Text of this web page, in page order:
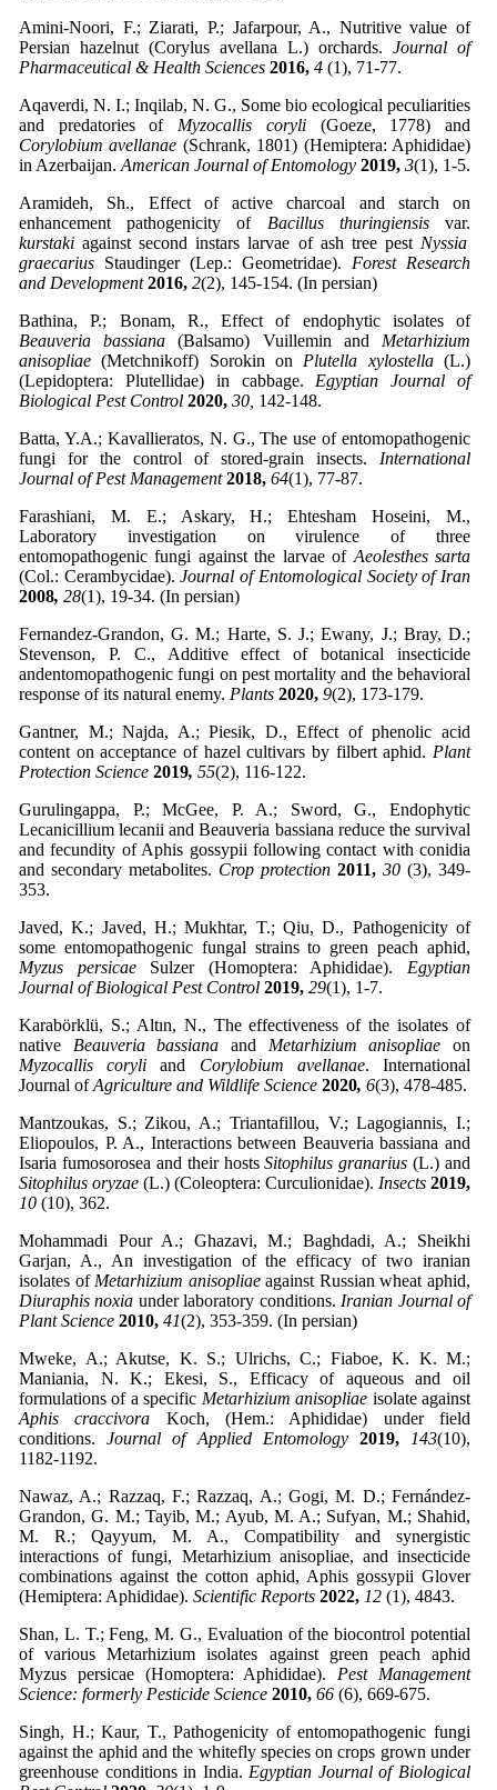
Amini-Noori, F.; Ziarati, P.; Jafarpour, A., Nutritive value of
Persian hazelnut (Corylus avellana L.) orchards. Journal of
Pharmaceutical & Health Sciences 2016, 4 (1), 71-77.
Aqaverdi, N. I.; Inqilab, N. G., Some bio ecological peculiarities
and predatories of Myzocallis coryli(Goeze, 1778) and
Corylobium avellanae (Schrank, 1801) (Hemiptera: Aphididae)
in Azerbaijan. American Journal of Entomology 2019, 3(1), 1-5.
Aramideh, Sh., Effect of active charcoal and starch on
enhancement pathogenicity of Bacillus thuringiensisvar.
kurstaki against second instars larvae of ash tree pest Nyssia
graecarius Staudinger (Lep.: Geometridae). Forest Research
and Development 2016, 2(2), 145-154. (In persian)
Bathina, P.; Bonam, R., Effect of endophytic isolates of
Beauveria bassiana (Balsamo) Vuillemin and Metarhizium
anisopliae (Metchnikoff) Sorokin on Plutella xylostella(L.)
(Lepidoptera: Plutellidae) in cabbage. Egyptian Journal of
Biological Pest Control 2020, 30, 142-148.
Batta, Y.A.; Kavallieratos, N. G., The use of entomopathogenic
fungi for the control of stored-grain insects. International
Journal of Pest Management2018, 64(1), 77-87.
Farashiani, M. E.; Askary, H.; Ehtesham Hoseini, M.,
Laboratory investigation on virulence of three
entomopathogenic fungi against the larvae of Aeolesthes sarta
(Col.: Cerambycidae).Journal of Entomological Society of Iran
2008, 28(1), 19-34. (In persian)
Fernandez-Grandon, G. M.; Harte, S. J.; Ewany, J.; Bray, D.;
Stevenson, P. C., Additive effect of botanical insecticide
andentomopathogenic fungi on pest mortality and the behavioral
response of its natural enemy. Plants 2020, 9(2), 173-179.
Gantner, M.; Najda, A.; Piesik, D., Effect of phenolic acid
content on acceptance of hazel cultivars by filbert aphid. Plant
Protection Science 2019, 55(2), 116-122.
Gurulingappa, P.; McGee, P. A.; Sword, G., Endophytic
Lecanicillium lecanii and Beauveria bassiana reduce the survival
and fecundity of Aphis gossypii following contact with conidia
and secondary metabolites. Crop protection 2011, 30 (3), 349-
353.
Javed, K.; Javed, H.; Mukhtar, T.; Qiu, D., Pathogenicity of
some entomopathogenic fungal strains to green peach aphid,
Myzus persicaeSulzer (Homoptera: Aphididae). Egyptian
Journal of Biological Pest Control 2019, 29(1), 1-7.
Karabörklü, S.; Altın, N., The effectiveness of the isolates of
native Beauveria bassiana and Metarhizium anisopliae on
Myzocallis coryli and Corylobium avellanae. International
Journal ofAgriculture and Wildlife Science 2020, 6(3), 478-485.
Mantzoukas, S.; Zikou, A.; Triantafillou, V.; Lagogiannis, I.;
Eliopoulos, P. A., Ιnteractions between Beauveria bassiana and
Isaria fumosorosea and their hostsSitophilus granarius (L.) and
Sitophilus oryzae (L.) (Coleoptera: Curculionidae). Insects 2019,
10 (10), 362.
Mohammadi Pour A.; Ghazavi, M.; Baghdadi, A.; Sheikhi
Garjan, A., An investigation of the efficacy of two iranian
isolates of Metarhizium anisopliaeagainst Russian wheat aphid,
Diuraphis noxia under laboratory conditions. Iranian Journal of
Plant Science 2010, 41(2), 353-359. (In persian)
Mweke, A.; Akutse, K. S.; Ulrichs, C.; Fiaboe, K. K. M.;
Maniania, N. K.; Ekesi, S., Efficacy of aqueous and oil
formulations of a specific Metarhizium anisopliae isolate against
Aphis craccivora Koch, (Hem.: Aphididae) under field
conditions.Journal of Applied Entomology 2019,143(10),
1182-1192.
Nawaz, A.; Razzaq, F.; Razzaq, A.; Gogi, M. D.; Fernández-
Grandon, G. M.; Tayib, M.; Ayub, M. A.; Sufyan, M.; Shahid,
M. R.; Qayyum, M. A., Compatibility and synergistic
interactions of fungi, Metarhizium anisopliae, and insecticide
combinations against the cotton aphid, Aphis gossypii Glover
(Hemiptera: Aphididae). Scientific Reports 2022, 12 (1), 4843.
Shan, L. T.; Feng, M. G., Evaluation of the biocontrol potential
of various Metarhizium isolates against green peach aphid
Myzus persicae (Homoptera: Aphididae). Pest Management
Science: formerly Pesticide Science 2010, 66 (6), 669-675.
Singh, H.; Kaur, T., Pathogenicity of entomopathogenic fungi
against the aphid and the whitefly species on crops grown under
greenhouse conditions in India. Egyptian Journal of Biological